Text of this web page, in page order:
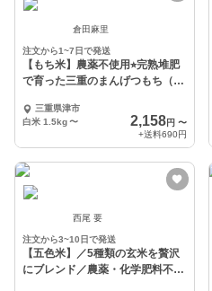
倉田麻里
注文から1~7日で発送
【もち米】農薬不使用⭐︎完熟堆肥
で育った三重のまんげつもち（白
三重県津市
白米 1.5kg〜 2,158円 〜
+送料690円
西尾 要
注文から3~10日で発送
【五色米】／5種類の玄米を贅沢
にブレンド／農薬・化学肥料不使